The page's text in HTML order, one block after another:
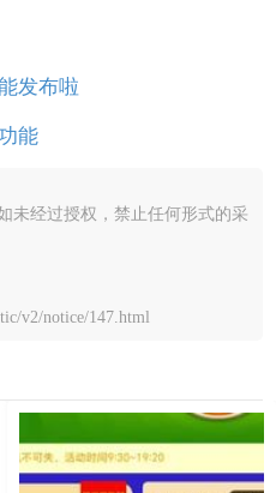
发布啦
能
未经过授权，禁止任何形式的采
v2/notice/147.html